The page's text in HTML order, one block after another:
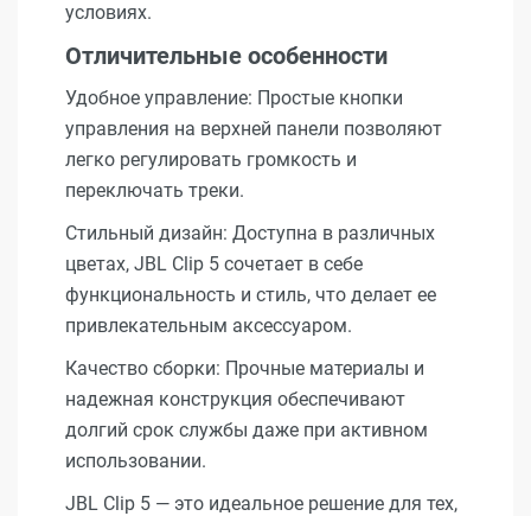
условиях.
Отличительные особенности
Удобное управление: Простые кнопки
управления на верхней панели позволяют
легко регулировать громкость и
переключать треки.
Стильный дизайн: Доступна в различных
цветах, JBL Clip 5 сочетает в себе
функциональность и стиль, что делает ее
привлекательным аксессуаром.
Качество сборки: Прочные материалы и
надежная конструкция обеспечивают
долгий срок службы даже при активном
использовании.
JBL Clip 5 — это идеальное решение для тех,